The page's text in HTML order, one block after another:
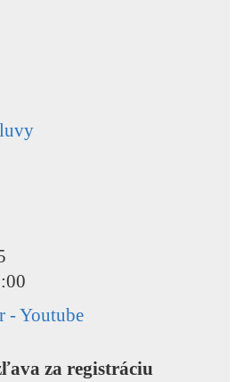
- Youtube
za registráciu